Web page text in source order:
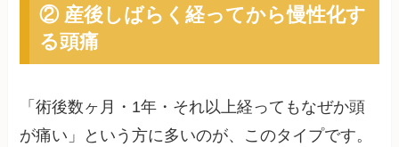
② 産後しばらく経ってから慢性化す
る頭痛
「術後数ヶ月・1年・それ以上経ってもなぜか頭
が痛い」という方に多いのが、このタイプです。